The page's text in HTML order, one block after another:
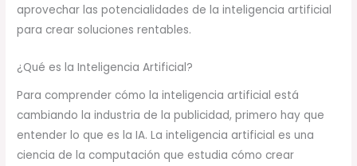
aprovechar las potencialidades de la inteligencia artificial
para crear soluciones rentables.
¿Qué es la Inteligencia Artificial?
Para comprender cómo la inteligencia artificial está
cambiando la industria de la publicidad, primero hay que
entender lo que es la IA. La inteligencia artificial es una
ciencia de la computación que estudia cómo crear